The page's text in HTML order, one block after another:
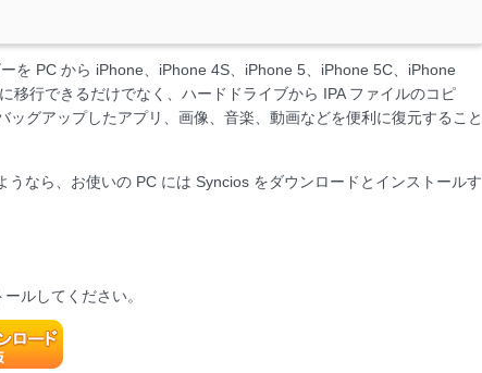
を PC から iPhone、iPhone 4S、iPhone 5、iPhone 5C、iPhone
移行できるだけでなく、ハードドライブから IPA ファイルのコピ
グアップしたアプリ、画像、音楽、動画などを便利に復元すること
なら、お使いの PC には Syncios をダウンロードとインストールす
ルしてください。